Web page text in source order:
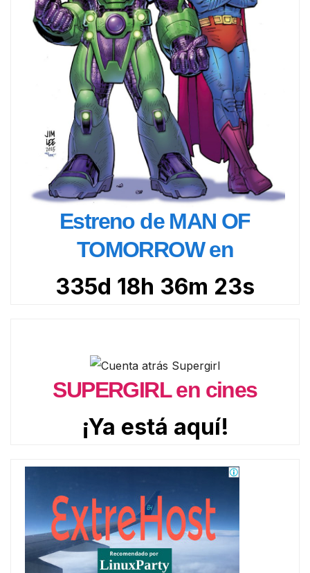
Estreno de MAN OF
TOMORROW en
335d 18h 36m 22s
SUPERGIRL en cines
¡Ya está aquí!